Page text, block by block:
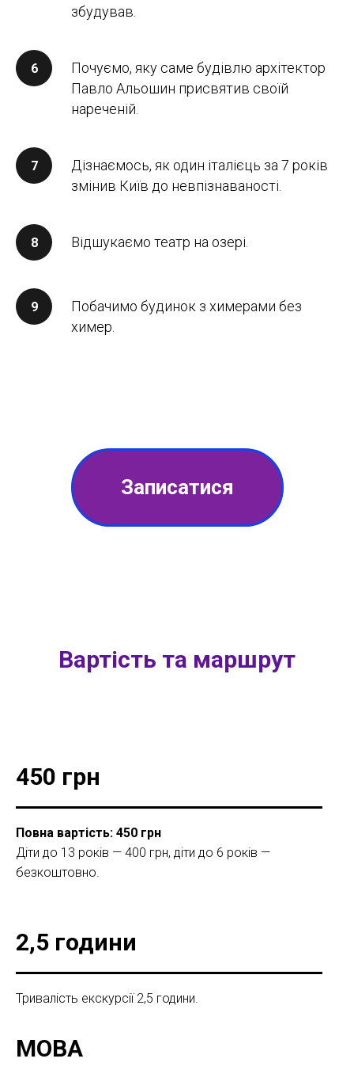
збудував.
Почуємо, яку саме будівлю архітектор
Павло Альошин присвятив своїй
нареченій.
Дізнаємось, як один італієць за 7 років
змінив Київ до невпізнаваності.
Відшукаємо театр на озері.
Побачимо будинок з химерами без
химер.
Записатися
Вартість та маршрут
450 грн
Повна вартість: 450 грн
Діти до 13 років — 400 грн, діти до 6 років —
безкоштовно.
2,5 години
Тривалість екскурсії 2,5 години.
МОВА